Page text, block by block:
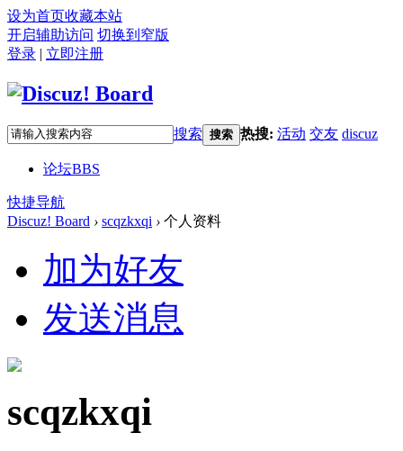
设为首页收藏本站
开启辅助访问 切换到窄版
登录 | 立即注册
搜索 搜索 热搜: 活动 交友 discuz
论坛BBS
快捷导航
Discuz! Board › scqzkxqi › 个人资料
加为好友
发送消息
scqzkxqi